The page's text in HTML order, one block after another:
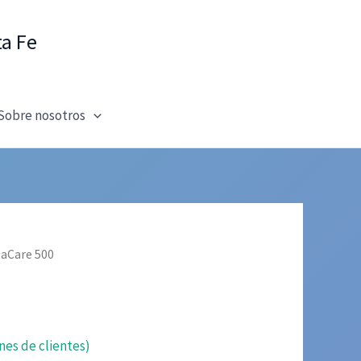
Fe
nosotros
500
de clientes)